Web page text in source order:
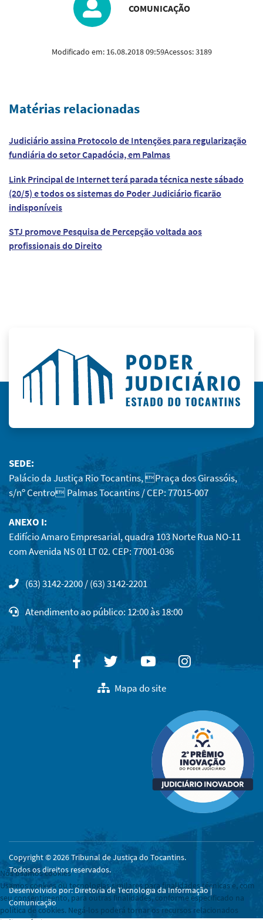
COMUNICAÇÃO
Modificado em: 16.08.2018 09:59Acessos:3189
Matérias relacionadas
Judiciário assina Protocolo de Intenções para regularização
fundiária do setor Capadócia, em Palmas
Link Principal de Internet terá parada técnica neste sábado
(20/5) e todos os sistemas do Poder Judiciário ficarão
indisponíveis
STJ promove Pesquisa de Percepção voltada aos
profissionais do Direito
SEDE:
Palácio da Justiça Rio Tocantins, Praça dos Girassóis,
s/nº Centro Palmas Tocantins / CEP: 77015-007
ANEXO I:
Edifício Amaro Empresarial, quadra 103 Norte Rua NO-11
com Avenida NS 01 LT 02. CEP: 77001-036
(63) 3142-2200 / (63) 3142-2201
Atendimento ao público: 12:00 às 18:00
FacebookTwitterYoutubeInstagram
Mapa do site
Copyright © 2026 Tribunal de Justiça do Tocantins.
Todos os direitos reservados.
Desenvolvido por: Diretoria de Tecnologia da Informação |
Comunicação
Nós usamos cookies
Usamos cookies ou tecnologias similares para finalidades técnicas e, com
seu consentimento, para outras finalidades, conforme especificado na
política de cookies. Negá-los poderá tornar os recursos relacionados